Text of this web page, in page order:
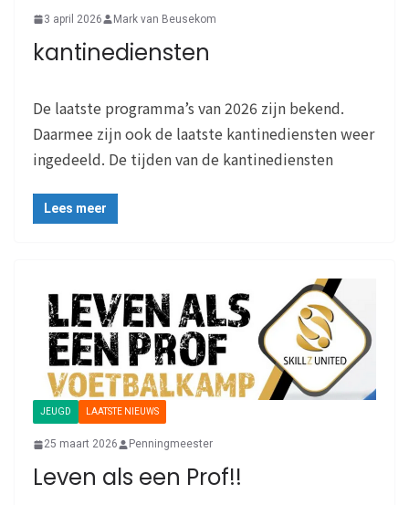
3 april 2026 Mark van Beusekom
kantinediensten
De laatste programma’s van 2026 zijn bekend.
Daarmee zijn ook de laatste kantinediensten weer
ingedeeld. De tijden van de kantinediensten
Lees meer
JEUGD LAATSTE NIEUWS
25 maart 2026 Penningmeester
Leven als een Prof!!